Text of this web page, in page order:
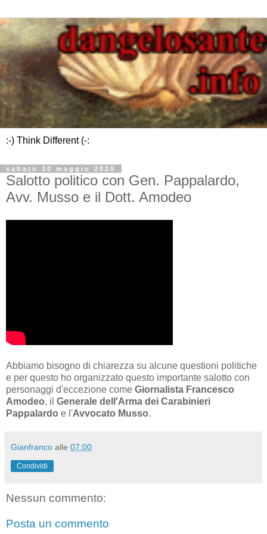
:-) Think Different (-:
sabato 30 maggio 2020
Salotto politico con Gen. Pappalardo,
Avv. Musso e il Dott. Amodeo
Abbiamo bisogno di chiarezza su alcune questioni politiche
e per questo ho organizzato questo importante salotto con
personaggi d'eccezione come Giornalista Francesco
Amodeo, il Generale dell'Arma dei Carabinieri
Pappalardo e l'Avvocato Musso.
Gianfranco alle 07:00
Condividi
Nessun commento:
Posta un commento